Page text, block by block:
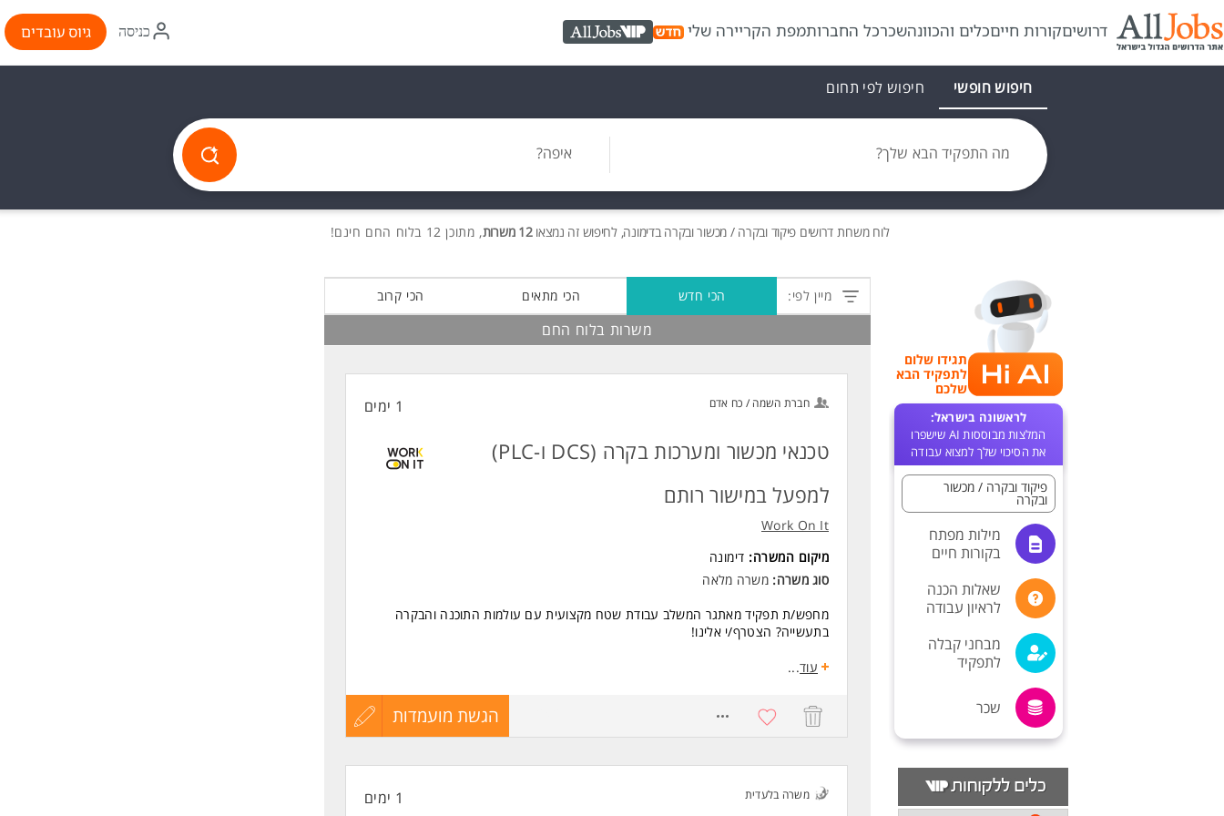
דרושיםקורות חייםכלים והכוונהשכרכל החברותמפת הקריירה שלי AllJobs VIP
איקון
התחברות
כניסה גיוס עובדים
חיפוש חופשי חיפוש לפי תחום
מה התפקיד הבא שלך? איפה?
לוח משרות דרושים פיקוד ובקרה / מכשור ובקרה בדימונה, לחיפוש זה נמצאו12 משרות , מתוכן 12 בלוח החם חינם!
תגידו שלום
לתפקיד הבא
שלכם
לראשונה בישראל:
המלצות מבוססות AI שישפרו
את הסיכוי שלך למצוא עבודה
פיקוד ובקרה / מכשור
ובקרה
מילות מפתח
בקורות חיים
שאלות הכנה
לראיון עבודה
מבחני קבלה
לתפקיד
שכר
מיין לפי: הכי חדש הכי מתאים הכי קרוב
משרות בלוח החם
חברת השמה / כח אדם 1 ימים
טכנאי מכשור ומערכות בקרה (DCS ו-PLC)
למפעל במישור רותם
Work On It
מיקום המשרה: דימונה
סוג משרה: משרה מלאה
מחפש/ת תפקיד מאתגר המשלב עבודת שטח מקצועית עם עולמות התוכנה והבקרה
בתעשייה? הצטרף/י אלינו!
מה כולל התפקיד?
קריאת תרשימים ותכניות טכניות.
התמחות במערכות בקרה - חומרה ותוכנה (DCS ו-PLC).
הכשרה ספציפית במפעל (כולל בין היתר הכשרה בחו"ל!).
עוד...
הגשת מועמדות
עדכון
משרה בלעדית 1 ימים